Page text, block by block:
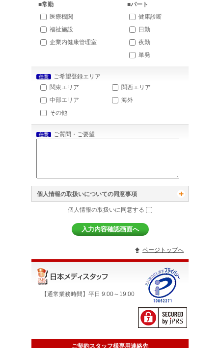
■常勤
■パート
医療機関
健康診断
福祉施設
日勤
企業内健康管理室
夜勤
単発
任意
ご希望登録エリア
関東エリア
関西エリア
中部エリア
海外
その他
任意 ご質問・ご要望
個人情報の取扱いについての同意事項
個人情報の取扱いに同意する
ページトップへ
【通常業務時間】平日 9:00～19:00
ご契約スタッフ様専用連絡先